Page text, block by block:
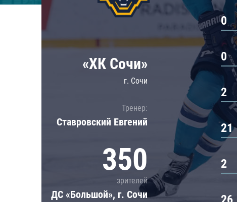
Локомотив
ЦСКА
Шанхайские Драконы
«ХК Сочи»
г. Сочи
Тренер:
Ставровский Евгений
350
зрителей
ДС «Большой», г. Сочи
0
0
2
21
2